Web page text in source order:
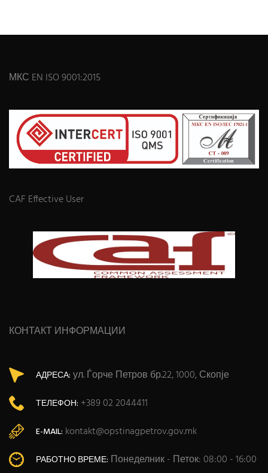
МКС EN ISO 9001:2015
CAF Effective User
КОНТАКТ ИНФОРМАЦИИ
АДРЕСА: ул. Ѓорче Петров бр.22, 1000, Скопје
ТЕЛЕФОН: +389 02 2044411
E-MAIL: kontakt@opstinagpetrov.gov.mk
РАБОТНО ВРЕМЕ: Понеделник - Петок: 08:00 - 16:00